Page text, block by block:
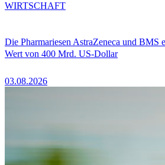
Die Pharmariesen AstraZeneca und BMS
Wert von 400 Mrd. US-Dollar
03.08.2026
WIRTSCHAFT